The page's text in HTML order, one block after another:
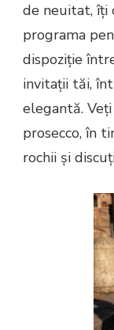
de neuitat, îți
programa
dispoziție
invitații tăi,
elegantă.
prosecco, în
rochii și